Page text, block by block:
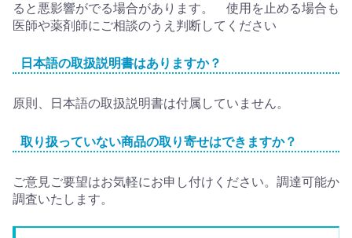
ると悪影響がでる場合があります。 使用を止める場合も
医師や薬剤師にご相談のうえ判断してください
日本語の取扱説明書はありますか？
原則、日本語の取扱説明書は付属していません。
取り扱っていない商品の取り寄せはできますか？
ご意見ご要望はお気軽にお申し付けください。調達可能か
調査いたします。